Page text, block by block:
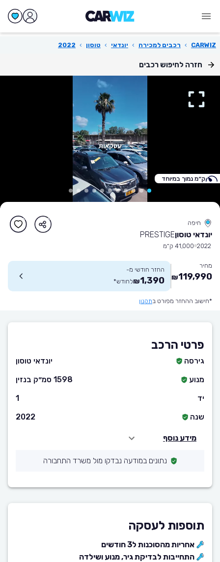
CARWIZ
› רכבים למכירה › יונדאי › טוסון ›
2022
חזרה לחיפוש רכבים
ק״מ נמוך במיוחד
חיפה
יונדאי טוסוןPRESTIGE
2022 41,000 ק״מ
מחיר
119,990
₪
החזר חודשי מ-
1,390
₪לחודש*
*חישוב ההחזר מפורט בתקנון
פרטי הרכב
גירסה
יונדאי טוסון
מנוע
1598 סמ״ק בנזין
יד
1
שנה
2022
מידע נוסף
נתונים במודעה נבדקו מול משרד התחבורה
תוספות לעסקה
אחריות מהסוכנות ל3 חודשים
התחייבות לבדיקת גיר, מנוע ושילדה